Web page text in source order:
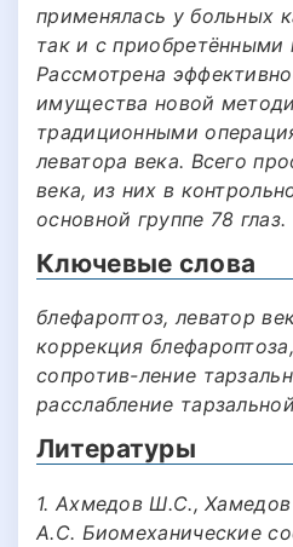
применялась у больных
так и с приобретёнными
Рассмотрена
имущества новой
традиционными
леватора века. Всего
века, из них в
основной группе 78 глаз.
Ключевые слова
блефароптоз, леватор
коррекция
сопротив-ление
расслабление
Литературы
1. Ахмедов Ш.С.,
А.С. Биомеханические